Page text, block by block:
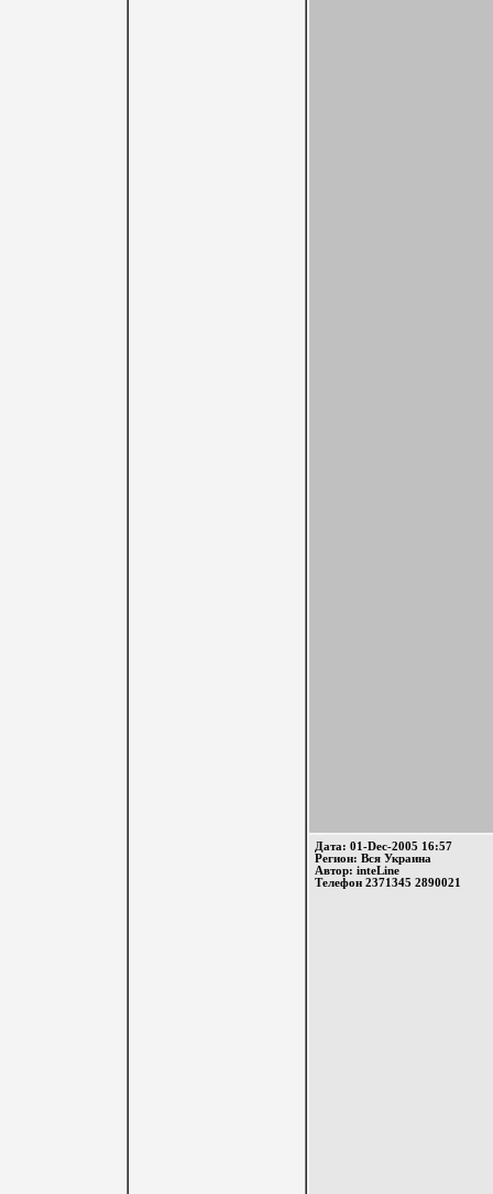
Дата: 01-Dec-2005 16:57
Регион: Вся Украина
Автор: inteLine
Телефон 2371345 2890021